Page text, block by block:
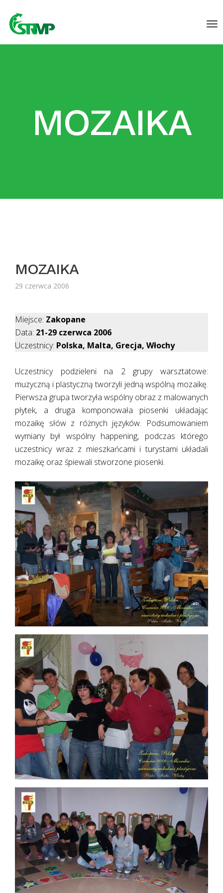
MOZAIKA
MOZAIKA
29 czerwca 2006
Miejsce: Zakopane
Data: 21-29 czerwca 2006
Uczestnicy: Polska, Malta, Grecja, Włochy
Uczestnicy podzieleni na 2 grupy warsztatowe:
muzyczną i plastyczną tworzyli jedną wspólną mozaikę.
Pierwsza grupa tworzyła wspólny obraz z malowanych
płytek, a druga komponowała piosenki układając
mozaikę słów z różnych języków. Podsumowaniem
wymiany był wspólny happening, podczas którego
uczestnicy wraz z mieszkańcami i turystami układali
mozaikę oraz śpiewali stworzone piosenki.